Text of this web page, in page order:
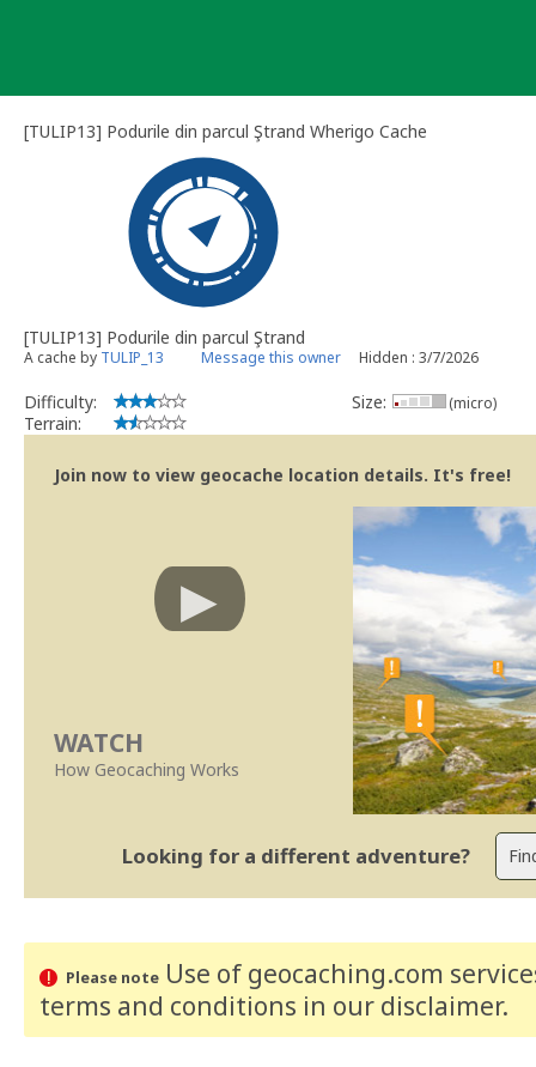
[TULIP13] Podurile din parcul Ştrand Wherigo Cache
[TULIP13] Podurile din parcul Ştrand
A cache by TULIP_13 Message this owner Hidden : 3/7/2026
Difficulty:
Terrain:
Size: (micro)
Join now to view geocache location details. It's free!
WATCH
How Geocaching Works
Looking for a different adventure?
Please noteUse of geocaching.com
terms and conditions in our disclaimer.